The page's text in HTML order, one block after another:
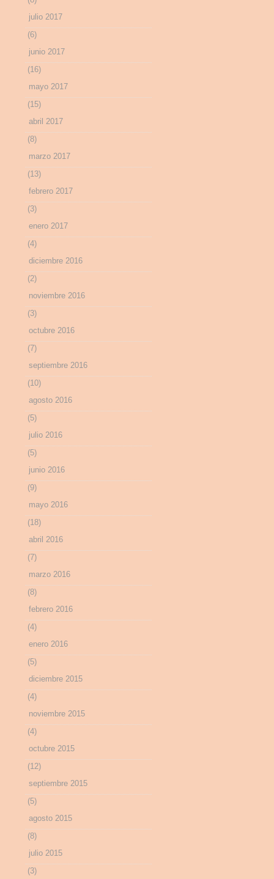
julio 2017
(6)
junio 2017
(16)
mayo 2017
(15)
abril 2017
(8)
marzo 2017
(13)
febrero 2017
(3)
enero 2017
(4)
diciembre 2016
(2)
noviembre 2016
(3)
octubre 2016
(7)
septiembre 2016
(10)
agosto 2016
(5)
julio 2016
(5)
junio 2016
(9)
mayo 2016
(18)
abril 2016
(7)
marzo 2016
(8)
febrero 2016
(4)
enero 2016
(5)
diciembre 2015
(4)
noviembre 2015
(4)
octubre 2015
(12)
septiembre 2015
(5)
agosto 2015
(8)
julio 2015
(3)